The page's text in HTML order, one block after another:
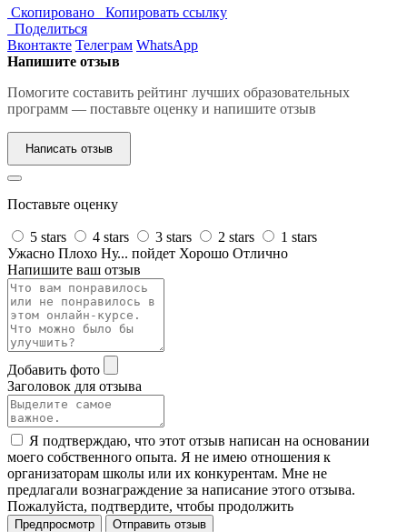
Скопировано
Копировать ссылку
Поделиться
Вконтакте Телеграм WhatsApp
Напишите отзыв
Помогите составить рейтинг лучших образовательных
программ — поставьте оценку и напишите отзыв
Написать отзыв
Поставьте оценку
5 stars 4 stars 3 stars 2 stars
1 stars
Ужасно Плохо Ну... пойдет Хорошо Отлично
Напишите ваш отзыв
Добавить фото
Заголовок для отзыва
Я подтверждаю, что этот отзыв написан на основании
моего собственного опыта. Я не имею отношения к
организаторам школы или их конкурентам. Мне не
предлагали вознаграждение за написание этого отзыва.
Пожалуйста, подтвердите, чтобы продолжить
Предпросмотр Отправить отзыв